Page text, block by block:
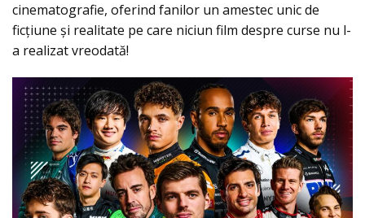
cinematografie, oferind fanilor un amestec unic de
ficțiune și realitate pe care niciun film despre curse nu l-
a realizat vreodată!